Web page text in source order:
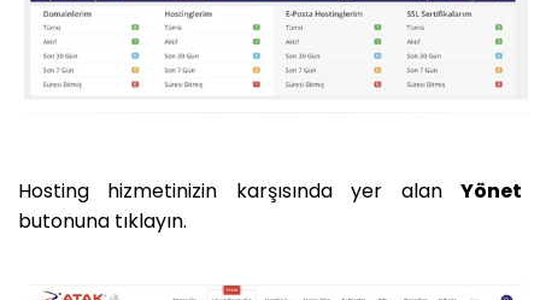
Hosting hizmetinizin karşısında yer alan Yönet
butonuna tıklayın.